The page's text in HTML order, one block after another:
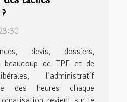
devis, dossiers,
beaucoup de TPE et de
l’administratif
des heures chaque